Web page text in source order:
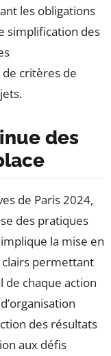
les obligations
simplification des
critères de
des
de Paris 2024,
des pratiques
la mise en
clairs permettant
de chaque action
des résultats
aux défis